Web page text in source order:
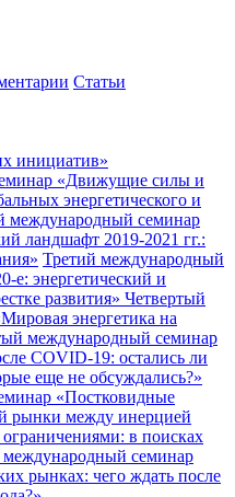
Статьи
инициатив»
«Движущие силы и
энергетического и
международный семинар
ландшафт 2019-2021 гг.:
Третий международный
е: энергетический и
развития» Четвертый
энергетика на
международный семинар
COVID-19: остались ли
еще не обсуждались?»
«Постковидные
рынки между инерцией
в поисках
семинар
рынках: чего ждать после